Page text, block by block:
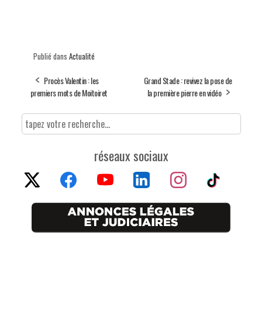
Publié dans Actualité
Procès Valentin : les
premiers mots de Moitoiret
Grand Stade : revivez la pose de
la première pierre en vidéo
réseaux sociaux